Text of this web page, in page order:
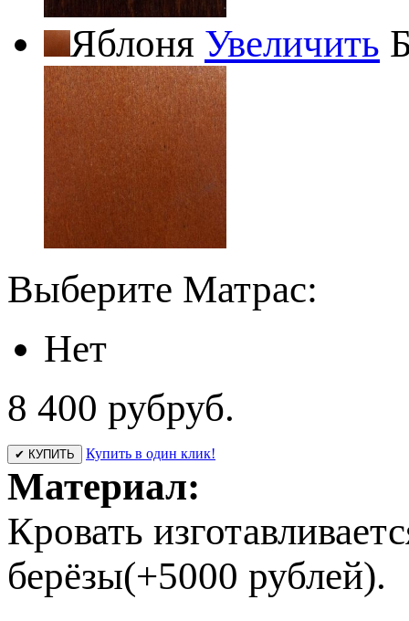
Яблоня Увеличить
Выберите Матрас:
Нет
8 400 рубруб.
✔ КУПИТЬ Купить в один клик!
Материал:
Кровать
берёзы(+5000 рублей).